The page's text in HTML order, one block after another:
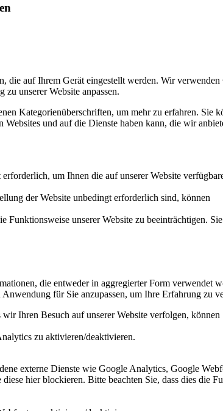
die auf Ihrem Gerät eingestellt werden. Wir
zu unserer Website anpassen.
Kategorienüberschriften, um mehr zu erfahren.
Websites und auf die Dienste haben kann, die wir
um Ihnen die auf unserer Website
der Website unbedingt erforderlich sind, können
Funktionsweise unserer Website zu beeinträchtigen.
die entweder in aggregierter Form verwendet
für Sie anzupassen, um Ihre Erfahrung zu
wir Ihren Besuch auf unserer Website verfolgen,
zu aktivieren/deaktivieren.
externe Dienste wie Google Analytics, Google
diese hier blockieren. Bitte beachten Sie, dass dies